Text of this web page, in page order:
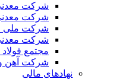
شرکت
شرکت
شرکت ملی
شرکت
مجتمع
شرکت آهن و
نهادهای مالی